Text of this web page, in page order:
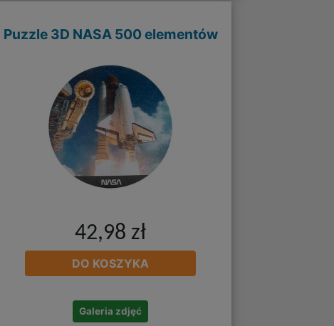
Puzzle 3D NASA 500 elementów
42,98 zł
DO KOSZYKA
Galeria zdjęć